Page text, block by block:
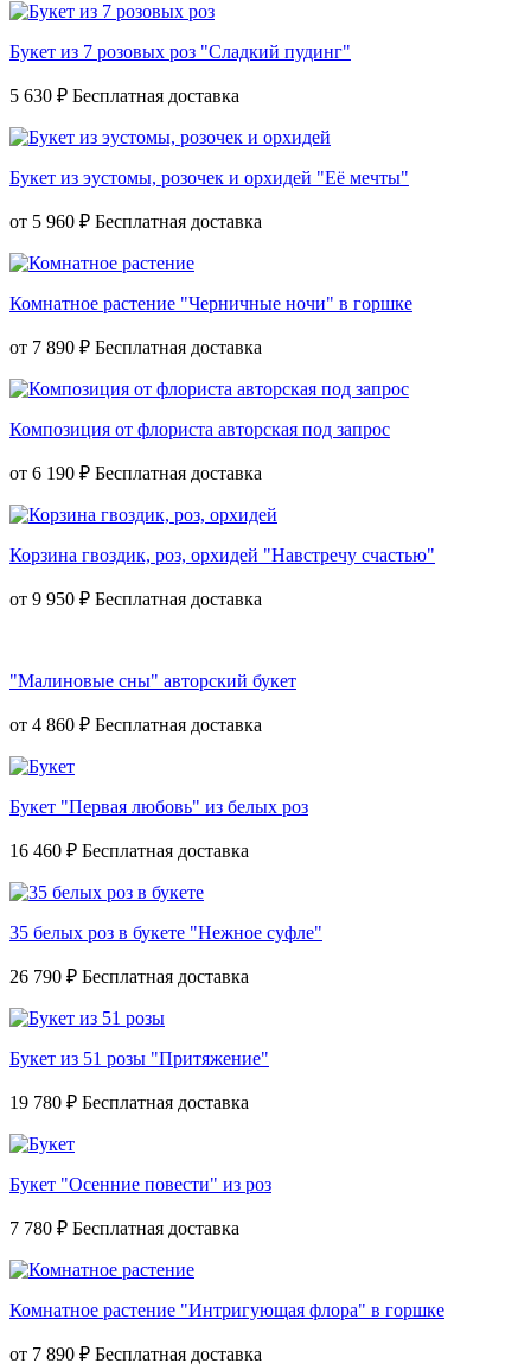
Букет из 7 розовых роз "Сладкий пудинг"
5 630 ₽
Букет из эустомы, розочек и орхидей "Её мечты"
от 5 960 ₽
Комнатное растение "Черничные ночи" в горшке
от 7 890 ₽
Композиция от флориста авторская под запрос
от 6 190 ₽
Корзина гвоздик, роз, орхидей "Навстречу счастью"
от 9 950 ₽
"Малиновые сны" авторский букет
от 4 860 ₽
Букет "Первая любовь" из белых роз
16 460 ₽
35 белых роз в букете "Нежное суфле"
26 790 ₽
Букет из 51 розы "Притяжение"
19 780 ₽
Букет "Осенние повести" из роз
7 780 ₽
Комнатное растение "Интригующая флора" в горшке
от 7 890 ₽